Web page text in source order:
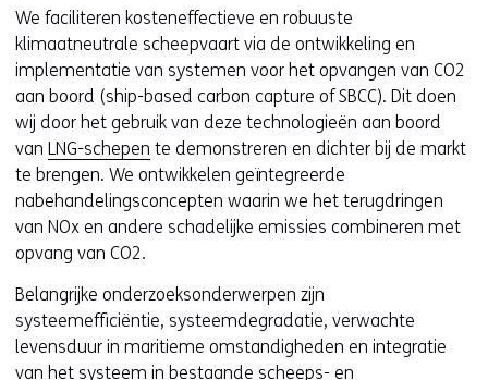
We faciliteren kosteneffectieve en robuuste
klimaatneutrale scheepvaart via de ontwikkeling en
implementatie van systemen voor het opvangen van CO2
aan boord (ship-based carbon capture of SBCC). Dit doen
wij door het gebruik van deze technologieën aan boord
van LNG-schepen te demonstreren en dichter bij de markt
te brengen. We ontwikkelen geïntegreerde
nabehandelingsconcepten waarin we het terugdringen
van NOx en andere schadelijke emissies combineren met
opvang van CO2.
Belangrijke onderzoeksonderwerpen zijn
systeemefficiëntie, systeemdegradatie, verwachte
levensduur in maritieme omstandigheden en integratie
van het systeem in bestaande scheeps- en